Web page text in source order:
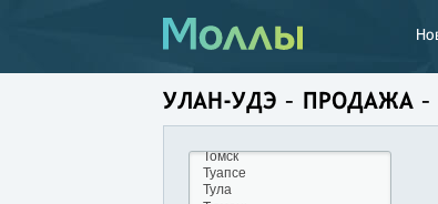
УЛАН-УДЭ – ПРОДАЖА